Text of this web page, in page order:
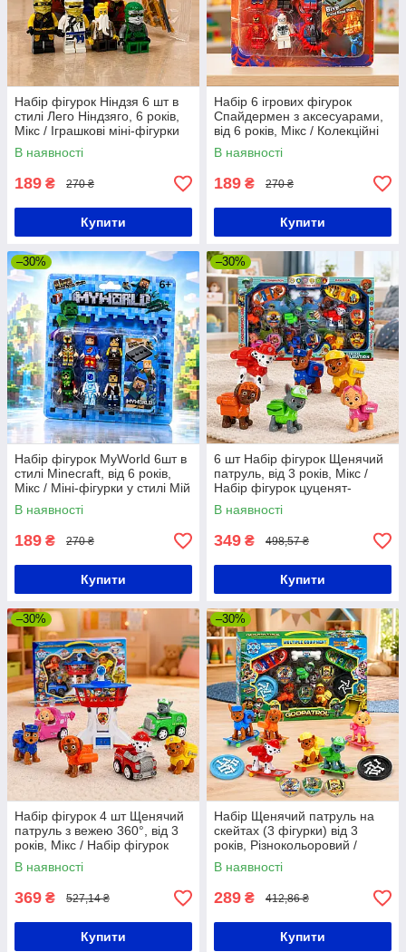
Набір фігурок Ніндзя 6 шт в
стилі Лего Ніндзяго, 6 років,
Мікс / Іграшкові міні-фігурки
ніндзя / Набір фігурок ніндзя
для дитини
В наявності
189 ₴ 270 ₴
Купити
Набір 6 ігрових фігурок
Спайдермен з аксесуарами,
від 6 років, Мікс / Колекційні
фігурки супергероїв / Набір
фігурок людина-павук
В наявності
189 ₴ 270 ₴
Купити
–30%
Набір фігурок MyWorld 6шт в
стилі Minecraft, від 6 років,
Мікс / Міні-фігурки у стилі Мій
світ для дитини / Набір
дитячих фігурок
В наявності
189 ₴ 270 ₴
Купити
–30%
6 шт Набір фігурок Щенячий
патруль, від 3 років, Мікс /
Набір фігурок цуценят-
рятувальників / Ігровий набір
цуценят-рятувальників
В наявності
349 ₴ 498,57 ₴
Купити
–30%
Набір фігурок 4 шт Щенячий
патруль з вежею 360°, від 3
років, Мікс / Набір фігурок
цуценят-рятувальників /
Ігровий набір
В наявності
369 ₴ 527,14 ₴
Купити
–30%
Набір Щенячий патруль на
скейтах (3 фігурки) від 3
років, Різнокольоровий /
Набір цуценят-рятувальників
на скейтах з аксесуарами
В наявності
289 ₴ 412,86 ₴
Купити